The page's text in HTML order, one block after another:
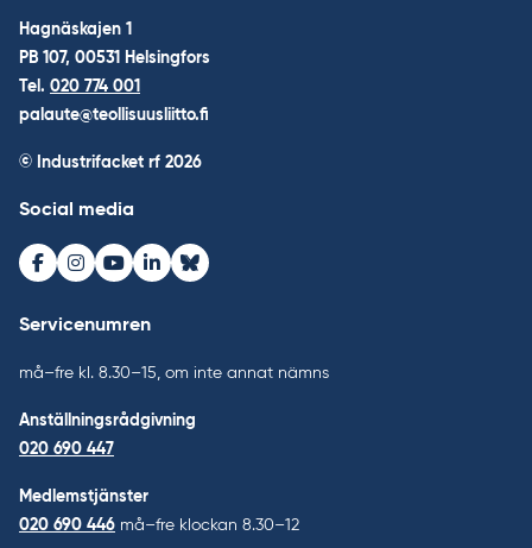
Hagnäskajen 1
PB 107, 00531 Helsingfors
Tel. 020 774 001
palaute@teollisuusliitto.fi
© Industrifacket rf 2026
Social media
Facebook
Instagram
Youtube
LinkedInBluesky
Servicenumren
må–fre kl. 8.30–15, om inte annat nämns
Anställningsrådgivning
020 690 447
Medlemstjänster
020 690 446 må–fre klockan 8.30–12